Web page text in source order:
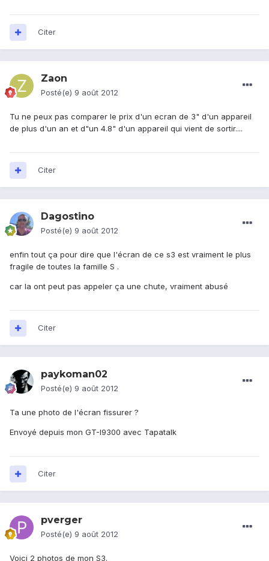
Citer
Zaon
Posté(e) 9 août 2012
Tu ne peux pas comparer le prix d'un ecran de 3" d'un appareil
de plus d'un an et d"un 4.8" d'un appareil qui vient de sortir....
Citer
Dagostino
Posté(e) 9 août 2012
enfin tout ça pour dire que l'écran de ce s3 est vraiment le plus
fragile de toutes la famille S .
car la ont peut pas appeler ça une chute, vraiment abusé
Citer
paykoman02
Posté(e) 9 août 2012
Ta une photo de l'écran fissurer ?
Envoyé depuis mon GT-I9300 avec Tapatalk
Citer
pverger
Posté(e) 9 août 2012
Voici 2 photos de mon S3.